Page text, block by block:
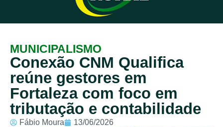
MUNICIPALISMO
Conexão CNM Qualifica
reúne gestores em
Fortaleza com foco em
tributação e contabilidade
Fábio Moura 13/06/2026